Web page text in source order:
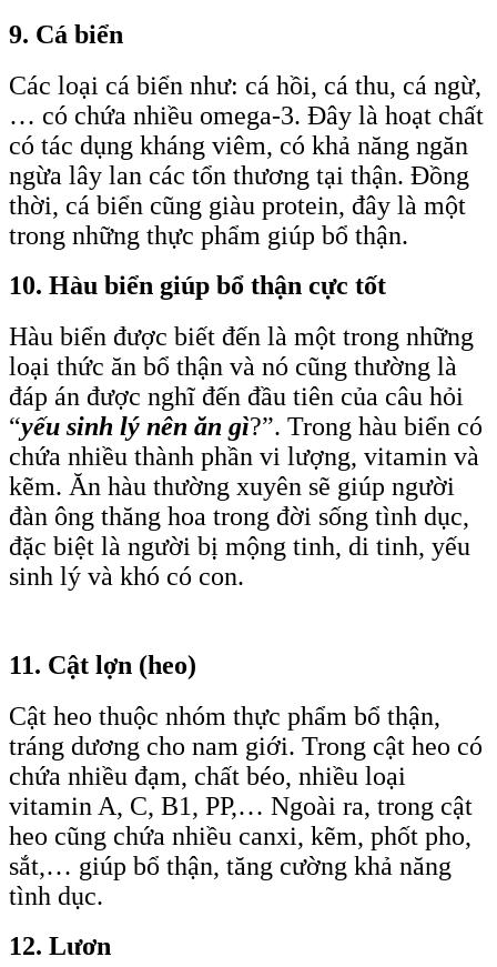
9. Cá biển
Các loại cá biển như: cá hồi, cá thu, cá ngừ,
… có chứa nhiều omega-3. Đây là hoạt chất
có tác dụng kháng viêm, có khả năng ngăn
ngừa lây lan các tổn thương tại thận. Đồng
thời, cá biển cũng giàu protein, đây là một
trong những thực phẩm giúp bổ thận.
10. Hàu biển giúp bổ thận cực tốt
Hàu biển được biết đến là một trong những
loại thức ăn bổ thận và nó cũng thường là
đáp án được nghĩ đến đầu tiên của câu hỏi
“yếu sinh lý nên ăn gì?”. Trong hàu biển có
chứa nhiều thành phần vi lượng, vitamin và
kẽm. Ăn hàu thường xuyên sẽ giúp người
đàn ông thăng hoa trong đời sống tình dục,
đặc biệt là người bị mộng tinh, di tinh, yếu
sinh lý và khó có con.
11. Cật lợn (heo)
Cật heo thuộc nhóm thực phẩm bổ thận,
tráng dương cho nam giới. Trong cật heo có
chứa nhiều đạm, chất béo, nhiều loại
vitamin A, C, B1, PP,… Ngoài ra, trong cật
heo cũng chứa nhiều canxi, kẽm, phốt pho,
sắt,… giúp bổ thận, tăng cường khả năng
tình dục.
12. Lươn